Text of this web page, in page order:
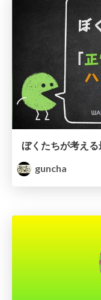
guncha